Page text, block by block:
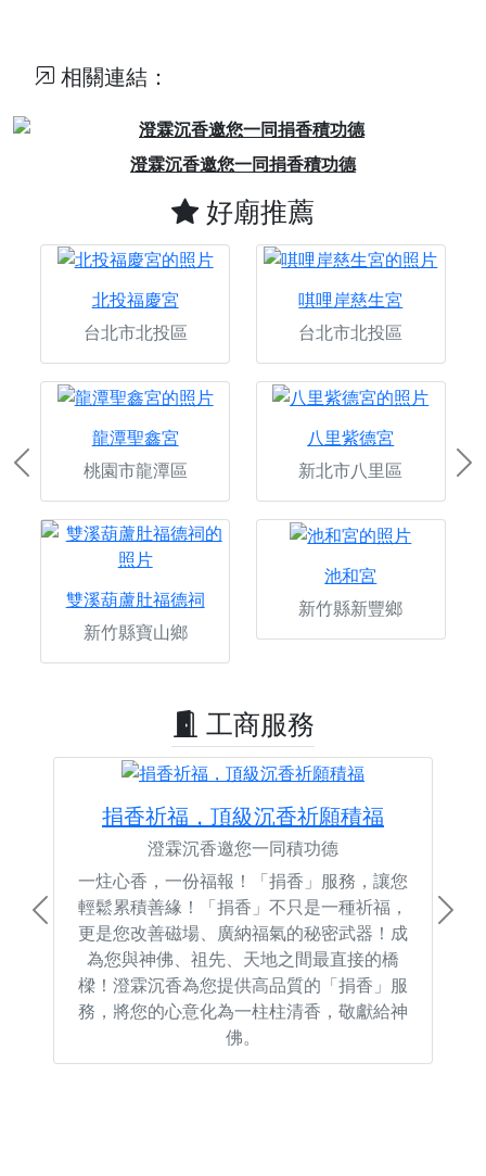
相關連結：
澄霖沉香邀您一同捐香積功德
好廟推薦
北投福慶宮
台北市北投區
唭哩岸慈生宮
台北市北投區
龍潭聖鑫宮
桃園市龍潭區
八里紫德宮
新北市八里區
雙溪葫蘆肚福德祠
新竹縣寶山鄉
池和宮
新竹縣新豐鄉
Previous
工商服務
捐香祈福，頂級沉香祈願積福
澄霖沉香邀您一同積功德
一炷心香，一份福報！「捐香」服務，讓您
輕鬆累積善緣！「捐香」不只是一種祈福，
更是您改善磁場、廣納福氣的秘密武器！成
為您與神佛、祖先、天地之間最直接的橋
樑！澄霖沉香為您提供高品質的「捐香」服
務，將您的心意化為一柱柱清香，敬獻給神
佛。
Previous Next